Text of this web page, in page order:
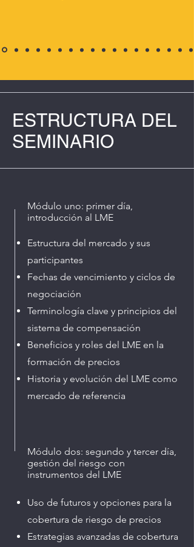
ESTRUCTURA DEL
SEMINARIO
Módulo uno: primer día,
introducción al LME
Estructura del mercado y sus
participantes
Fechas de vencimiento y ciclos de
negociación
Terminología clave y principios del
sistema de compensación
Beneficios y roles del LME en la
formación de precios
Historia y evolución del LME como
mercado de referencia
Módulo dos: segundo y tercer día,
gestión del riesgo con
instrumentos del LME
Uso de futuros y opciones para la
cobertura de riesgo de precios
Estrategias avanzadas de cobertura